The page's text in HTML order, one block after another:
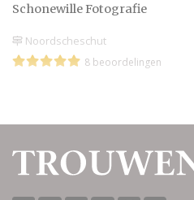
Schonewille Fotografie
Noordscheschut
8 beoordelingen